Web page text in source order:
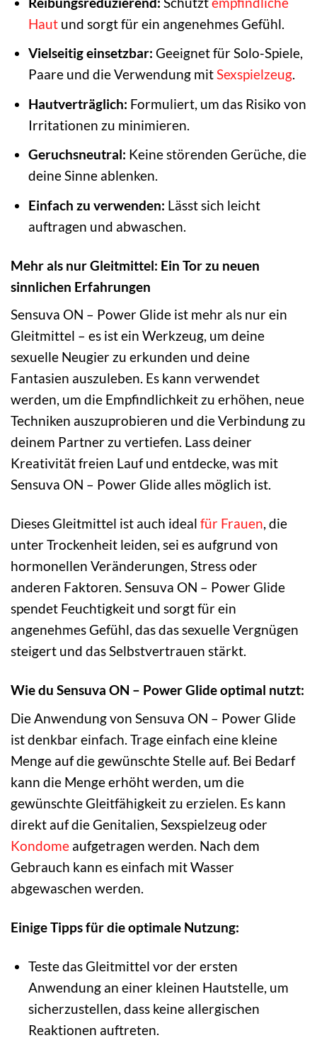
Hautund sorgt für ein angenehmes Gefühl.
Vielseitig einsetzbar: Geeignet für Solo-Spiele,
Paare und die Verwendung mitSexspielzeug.
Hautverträglich: Formuliert, um das Risiko von
Irritationen zu minimieren.
Geruchsneutral: Keine störenden Gerüche, die
deine Sinne ablenken.
Einfach zu verwenden: Lässt sich leicht
auftragen und abwaschen.
Mehr als nur Gleitmittel: Ein Tor zu neuen
sinnlichen Erfahrungen
Sensuva ON – Power Glide ist mehr als nur ein
Gleitmittel – es ist ein Werkzeug, um deine
sexuelle Neugier zu erkunden und deine
Fantasien auszuleben. Es kann verwendet
werden, um die Empfindlichkeit zu erhöhen, neue
Techniken auszuprobieren und die Verbindung zu
deinem Partner zu vertiefen. Lass deiner
Kreativität freien Lauf und entdecke, was mit
Sensuva ON – Power Glide alles möglich ist.
Dieses Gleitmittel ist auch ideal für Frauen, die
unter Trockenheit leiden, sei es aufgrund von
hormonellen Veränderungen, Stress oder
anderen Faktoren. Sensuva ON – Power Glide
spendet Feuchtigkeit und sorgt für ein
angenehmes Gefühl, das das sexuelle Vergnügen
steigert und das Selbstvertrauen stärkt.
Wie du Sensuva ON – Power Glide optimal nutzt:
Die Anwendung von Sensuva ON – Power Glide
ist denkbar einfach. Trage einfach eine kleine
Menge auf die gewünschte Stelle auf. Bei Bedarf
kann die Menge erhöht werden, um die
gewünschte Gleitfähigkeit zu erzielen. Es kann
direkt auf die Genitalien, Sexspielzeug oder
Kondome aufgetragen werden. Nach dem
Gebrauch kann es einfach mit Wasser
abgewaschen werden.
Einige Tipps für die optimale Nutzung:
Teste das Gleitmittel vor der ersten
Anwendung an einer kleinen Hautstelle, um
sicherzustellen, dass keine allergischen
Reaktionen auftreten.